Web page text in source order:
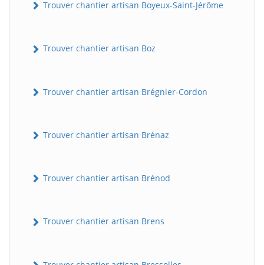
Trouver chantier artisan Boyeux-Saint-Jérôme
Trouver chantier artisan Boz
Trouver chantier artisan Brégnier-Cordon
Trouver chantier artisan Brénaz
Trouver chantier artisan Brénod
Trouver chantier artisan Brens